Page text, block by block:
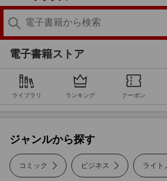
電子書籍ストア
ライブラリ ランキング クーポン
ジャンルから探す
コミック ビジネス ライト
小説・エッセイ
ビジネス
BL・TL
ミステリー・サスペンス